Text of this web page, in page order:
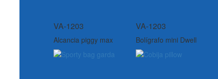
VA-1203
Alcancia piggy max
VA-1203
Bolígrafo mini Dwell